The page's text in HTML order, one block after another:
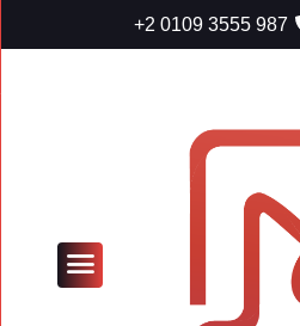
+2 0109 3555 987